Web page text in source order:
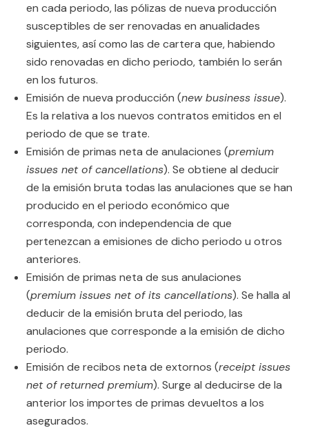
en cada periodo, las pólizas de nueva producción
susceptibles de ser renovadas en anualidades
siguientes, así como las de cartera que, habiendo
sido renovadas en dicho periodo, también lo serán
en los futuros.
Emisión de nueva producción (new business issue).
Es la relativa a los nuevos contratos emitidos en el
periodo de que se trate.
Emisión de primas neta de anulaciones (premium
issues net of cancellations). Se obtiene al deducir
de la emisión bruta todas las anulaciones que se han
producido en el periodo económico que
corresponda, con independencia de que
pertenezcan a emisiones de dicho periodo u otros
anteriores.
Emisión de primas neta de sus anulaciones
(premium issues net of its cancellations). Se halla al
deducir de la emisión bruta del periodo, las
anulaciones que corresponde a la emisión de dicho
periodo.
Emisión de recibos neta de extornos (receipt issues
net of returned premium). Surge al deducirse de la
anterior los importes de primas devueltos a los
asegurados.